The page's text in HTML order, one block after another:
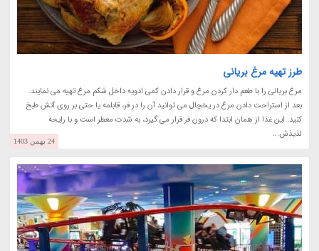
طرز تهیه مرغ بریانی
مرغ بریانی را با طعم دار کردن مرغ و قرار دادن کمی ادویه داخل شکم مرغ تهیه می نمایند.
بعد از استراحت دادن مرغ در یخچال می توانید آن را در فر، قابلمه یا حتی بر روی آتش طبخ
کنید. این غذا از همان ابتدا که درون فر قرار می گیرد، به شدت معطر است و با رایحه
لذیذش...
24 بهمن 1403